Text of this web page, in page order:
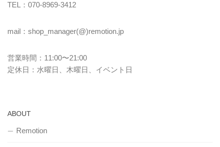
TEL：070-8969-3412
mail：shop_manager(@)remotion.jp
営業時間：11:00〜21:00
定休日：水曜日、木曜日、イベント日
ABOUT
Remotion